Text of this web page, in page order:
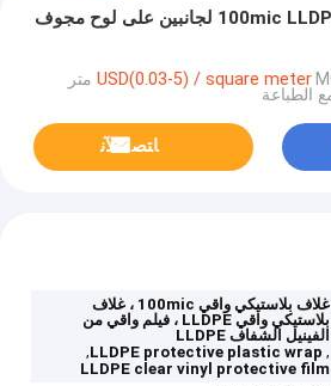
غلاف بلاستيكي واقي 100mic LLDPE لجانبين على لوح مجوف
MOQ：5000 متر
ﺎﺘﺼﻟ ﺍﻶﻧ
غلاف بلاستيكي واقي 100mic ، غلاف
بلاستيكي واقي LLDPE ، فيلم واقي من
الفينيل الشفاف LLDPE
,
LLDPE protective plastic wrap
,
LLDPE clear vinyl protective film